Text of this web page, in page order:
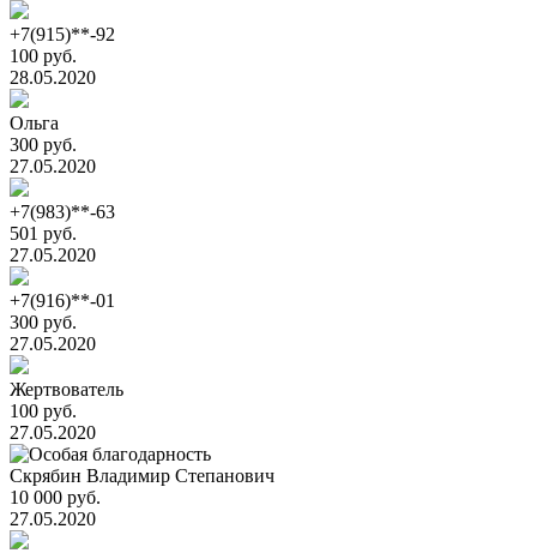
+7(915)**-92
100 руб.
28.05.2020
Ольга
300 руб.
27.05.2020
+7(983)**-63
501 руб.
27.05.2020
+7(916)**-01
300 руб.
27.05.2020
Жертвователь
100 руб.
27.05.2020
Скрябин Владимир Степанович
10 000 руб.
27.05.2020